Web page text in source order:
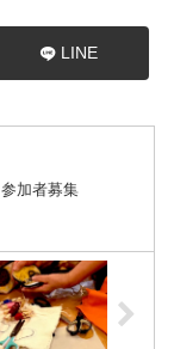
LINE
イーネオヤ定期講座 参加者募集